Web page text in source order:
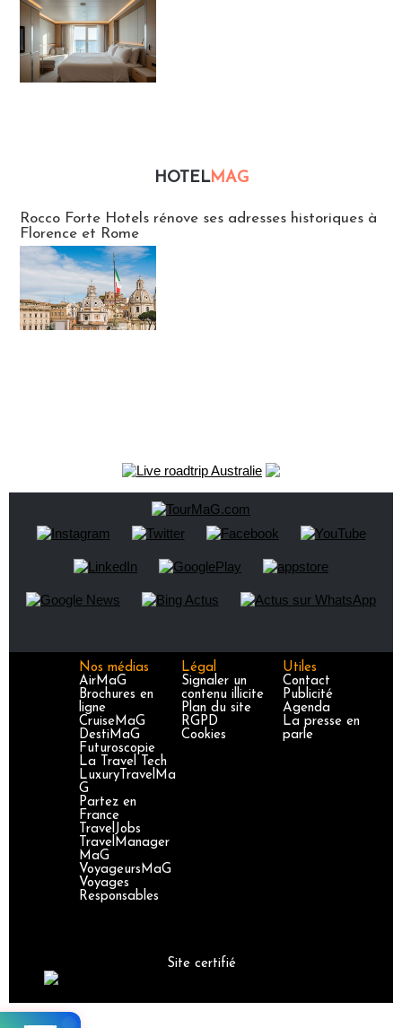
HOTELMAG
Rocco Forte Hotels rénove ses adresses historiques à
Florence et Rome
Nos médias
AirMaG
Brochures en
ligne
CruiseMaG
DestiMaG
Futuroscopie
La Travel Tech
LuxuryTravelMa
G
Partez en
France
TravelJobs
TravelManager
MaG
VoyageursMaG
Voyages
Responsables
Légal
Signaler un
contenu illicite
Plan du site
RGPD
Cookies
Utiles
Contact
Publicité
Agenda
La presse en
parle
Site certifié